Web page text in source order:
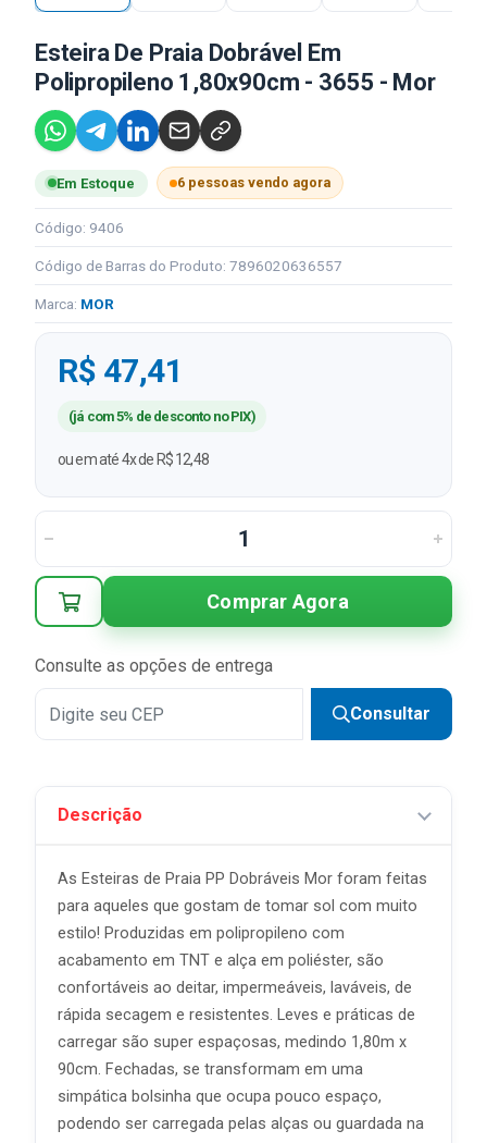
Esteira De Praia Dobrável Em
Polipropileno 1,80x90cm - 3655 - Mor
Em Estoque 6 pessoas vendo agora
Código: 9406
Código de Barras do Produto: 7896020636557
Marca: MOR
R$ 47,41
(já com 5% de desconto no PIX)
ou em até 4x de R$ 12,48
Comprar Agora
Consulte as opções de entrega
Consultar
Descrição
As Esteiras de Praia PP Dobráveis Mor foram feitas
para aqueles que gostam de tomar sol com muito
estilo! Produzidas em polipropileno com
acabamento em TNT e alça em poliéster, são
confortáveis ao deitar, impermeáveis, laváveis, de
rápida secagem e resistentes. Leves e práticas de
carregar são super espaçosas, medindo 1,80m x
90cm. Fechadas, se transformam em uma
simpática bolsinha que ocupa pouco espaço,
podendo ser carregada pelas alças ou guardada na